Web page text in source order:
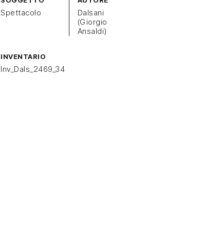
Spettacolo
Dalsani
(Giorgio
Ansaldi)
INVENTARIO
Inv_Dals_2469_34